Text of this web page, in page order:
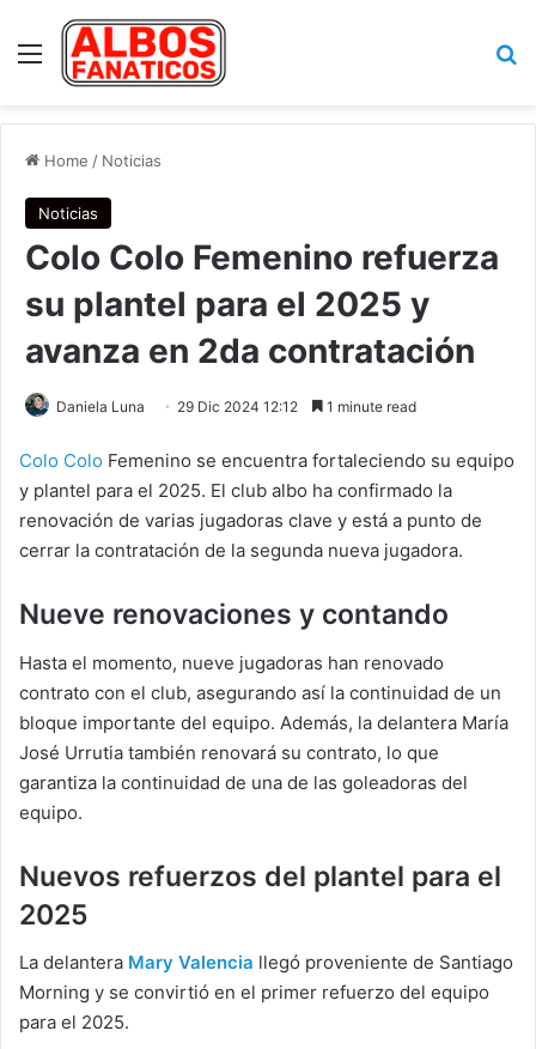
Menu
Home / Noticias
Noticias
Colo Colo Femenino refuerza
su plantel para el 2025 y
avanza en 2da contratación
Daniela Luna 29 Dic 2024 12:12 1 minute read
Colo Colo Femenino se encuentra fortaleciendo su equipo
y plantel para el 2025. El club albo ha confirmado la
renovación de varias jugadoras clave y está a punto de
cerrar la contratación de la segunda nueva jugadora.
Nueve renovaciones y contando
Hasta el momento, nueve jugadoras han renovado
contrato con el club, asegurando así la continuidad de un
bloque importante del equipo. Además, la delantera María
José Urrutia también renovará su contrato, lo que
garantiza la continuidad de una de las goleadoras del
equipo.
Nuevos refuerzos del plantel para el
2025
La delantera Mary Valencia llegó proveniente de Santiago
Morning y se convirtió en el primer refuerzo del equipo
para el 2025.